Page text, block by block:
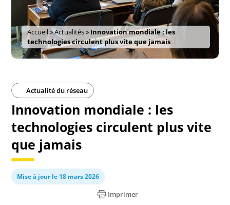
Accueil»Actualités» Innovation mondiale : les
technologies circulent plus vite que jamais
Actualité du réseau
Innovation mondiale : les
technologies circulent plus vite
que jamais
Mise à jour le 18 mars 2026
Imprimer